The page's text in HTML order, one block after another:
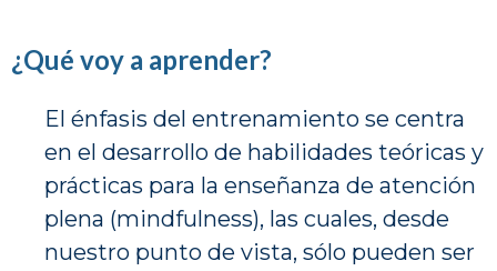
¿Qué voy a aprender?
El énfasis del entrenamiento se centra
en el desarrollo de habilidades teóricas y
prácticas para la enseñanza de atención
plena (mindfulness), las cuales, desde
nuestro punto de vista, sólo pueden ser